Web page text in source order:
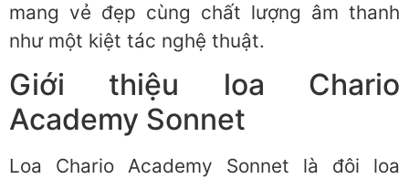
mang vẻ đẹp cùng chất lượng âm thanh
như một kiệt tác nghệ thuật.
Giới thiệu loa Chario
Academy Sonnet
Loa Chario Academy Sonnet là đôi loa